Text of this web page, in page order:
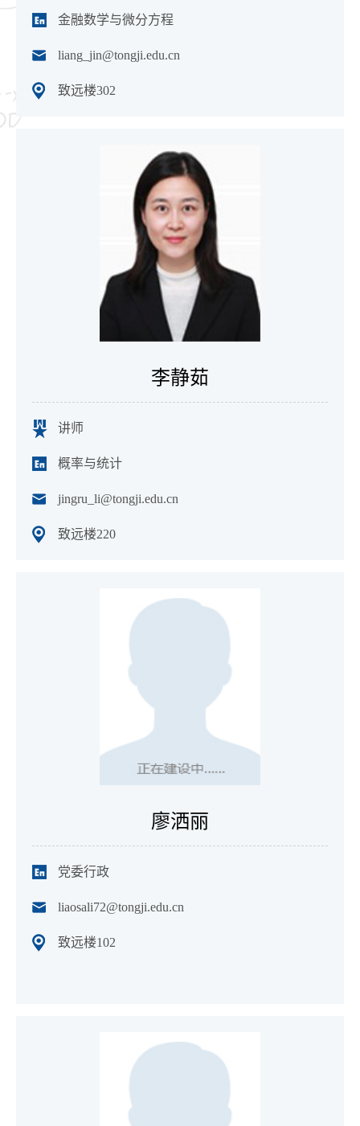
金融数学与微分方程
liang_jin@tongji.edu.cn
致远楼302
李静茹
讲师
概率与统计
jingru_li@tongji.edu.cn
致远楼220
廖洒丽
党委行政
liaosali72@tongji.edu.cn
致远楼102